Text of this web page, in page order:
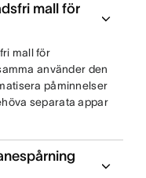
mall för
mall för
använder den
påminnelser
separata appar